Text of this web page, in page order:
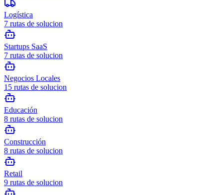
Logística
7 rutas de solucion
Startups SaaS
7 rutas de solucion
Negocios Locales
15 rutas de solucion
Educación
8 rutas de solucion
Construcción
8 rutas de solucion
Retail
9 rutas de solucion